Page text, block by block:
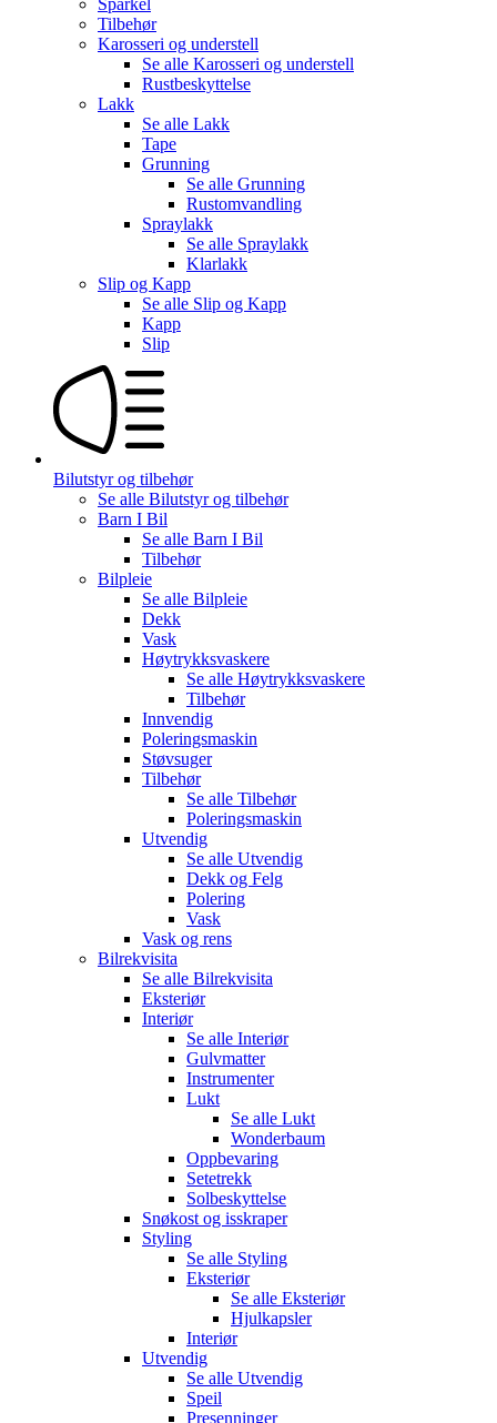
Tilbehør
Karosseri og understell
Se alle Karosseri og understell
Rustbeskyttelse
Lakk
Se alle Lakk
Tape
Grunning
Se alle Grunning
Rustomvandling
Spraylakk
Se alle Spraylakk
Klarlakk
Slip og Kapp
Se alle Slip og Kapp
Kapp
Slip
Bilutstyr og tilbehør
Se alle Bilutstyr og tilbehør
Barn I Bil
Se alle Barn I Bil
Tilbehør
Bilpleie
Se alle Bilpleie
Dekk
Vask
Høytrykksvaskere
Se alle Høytrykksvaskere
Tilbehør
Innvendig
Poleringsmaskin
Støvsuger
Tilbehør
Se alle Tilbehør
Poleringsmaskin
Utvendig
Se alle Utvendig
Dekk og Felg
Polering
Vask
Vask og rens
Bilrekvisita
Se alle Bilrekvisita
Eksteriør
Interiør
Se alle Interiør
Gulvmatter
Instrumenter
Lukt
Se alle Lukt
Wonderbaum
Oppbevaring
Setetrekk
Solbeskyttelse
Snøkost og isskraper
Styling
Se alle Styling
Eksteriør
Se alle Eksteriør
Hjulkapsler
Interiør
Utvendig
Se alle Utvendig
Speil
Presenninger